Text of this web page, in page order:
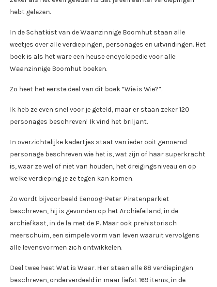
hebt gelezen.
In de Schatkist van de Waanzinnige Boomhut staan alle
weetjes over alle verdiepingen, personages en uitvindingen. Het
boek is als het ware een heuse encyclopedie voor alle
Waanzinnige Boomhut boeken.
Zo heet het eerste deel van dit boek “Wie is Wie?”.
Ik heb ze even snel voor je geteld, maar er staan zeker 120
personages beschreven! Ik vind het briljant.
In overzichtelijke kadertjes staat van ieder ooit genoemd
personage beschreven wie het is, wat zijn of haar superkracht
is, waar ze wel of niet van houden, het dreigingsniveau en op
welke verdieping je ze tegen kan komen.
Zo wordt bijvoorbeeld Eenoog-Peter Piratenparkiet
beschreven, hij is gevonden op het Archiefeiland, in de
archiefkast, in de la met de P. Maar ook prehistorisch
meerschuim, een simpele vorm van leven waaruit vervolgens
alle levensvormen zich ontwikkelen.
Deel twee heet Wat is Waar. Hier staan alle 68 verdiepingen
beschreven, onderverdeeld in maar liefst 169 items, in de